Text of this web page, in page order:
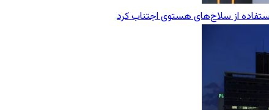
از سلاح‌های هستوی اجتناب کرد